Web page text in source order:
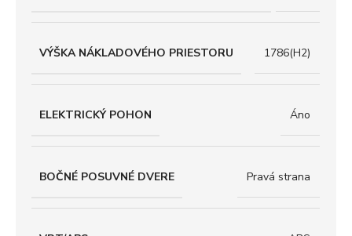
VÝŠKA NÁKLADOVÉHO PRIESTORU 1786(H2)
ELEKTRICKÝ POHON Áno
BOČNÉ POSUVNÉ DVERE Pravá strana